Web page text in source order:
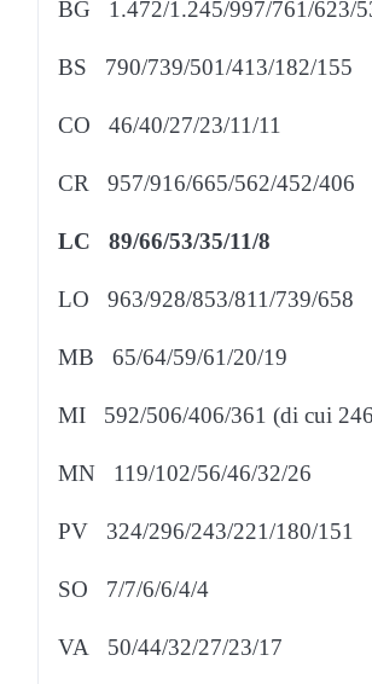
BG 1.472/1.245/997/761/623/
BS 790/739/501/413/182/155
CO 46/40/27/23/11/11
CR 957/916/665/562/452/406
LC 89/66/53/35/11/8
LO 963/928/853/811/739/658
MB 65/64/59/61/20/19
MI 592/506/406/361 (di cui
MN 119/102/56/46/32/26
PV 324/296/243/221/180/151
SO 7/7/6/6/4/4
VA 50/44/32/27/23/17